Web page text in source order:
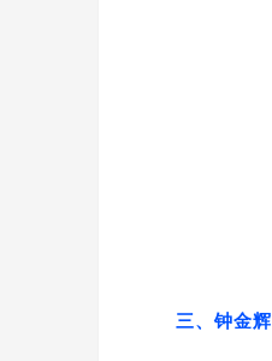
三、钟金辉